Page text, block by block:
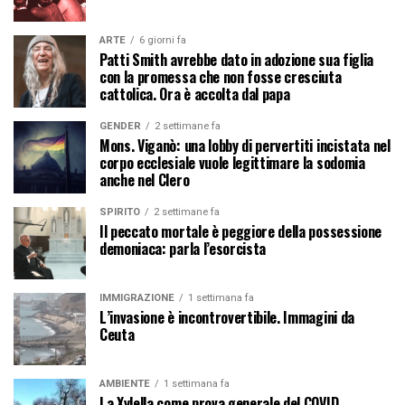
ARTE 6 giorni fa
Patti Smith avrebbe dato in adozione sua figlia
con la promessa che non fosse cresciuta
cattolica. Ora è accolta dal papa
GENDER 2 settimane fa
Mons. Viganò: una lobby di pervertiti incistata nel
corpo ecclesiale vuole legittimare la sodomia
anche nel Clero
SPIRITO 2 settimane fa
Il peccato mortale è peggiore della possessione
demoniaca: parla l’esorcista
IMMIGRAZIONE 1 settimana fa
L’invasione è incontrovertibile. Immagini da
Ceuta
AMBIENTE 1 settimana fa